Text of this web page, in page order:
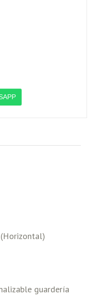
guardería